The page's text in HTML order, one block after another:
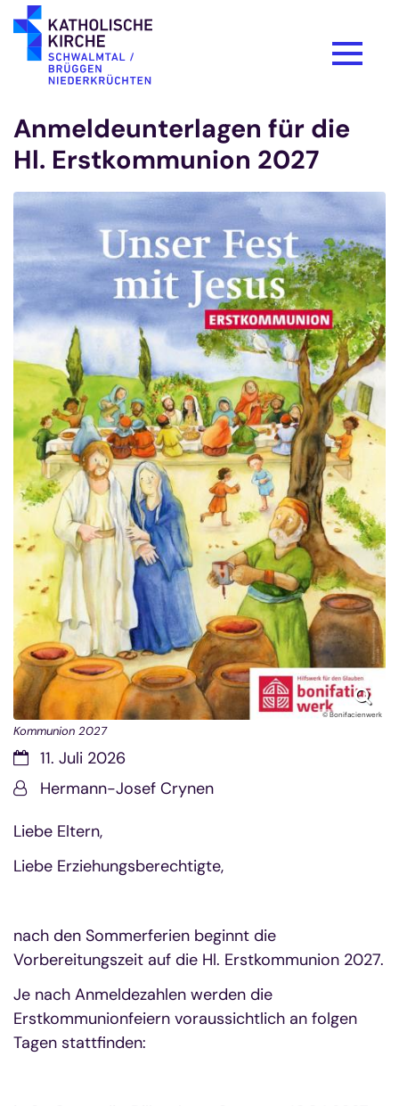
Zum Inhalt springen
Anmeldeunterlagen für die
Hl. Erstkommunion 2027
© Bonifacienwerk
Kommunion 2027
Datum:11. Juli 2026
Von:Hermann-Josef Crynen
Liebe Eltern,
Liebe Erziehungsberechtigte,
nach den Sommerferien beginnt die
Vorbereitungszeit auf die Hl. Erstkommunion 2027.
Je nach Anmeldezahlen werden die
Erstkommunionfeiern voraussichtlich an folgen
Tagen stattfinden: